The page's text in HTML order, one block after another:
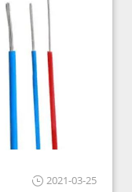
2021-03-25